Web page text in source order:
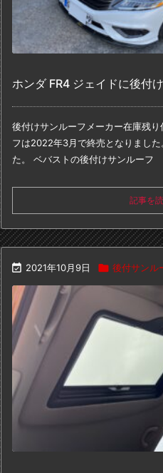
ホンダ FR4 ジェイドに後付
後付けサンルーフメーカー在庫残り
フは2022年3月で終売となりました
た。
ベバストの後付けサンルーフ
記事を
 2021年10月9日  後付サンル